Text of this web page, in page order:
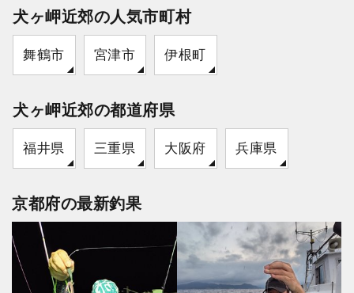
犬ヶ岬近郊の人気市町村
舞鶴市 宮津市 伊根町
犬ヶ岬近郊の都道府県
福井県 三重県 大阪府 兵庫県
京都府の最新釣果